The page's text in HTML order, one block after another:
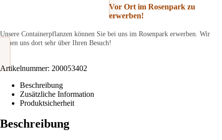
Vor Ort im Rosenpark zu
erwerben!
Unsere Containerpflanzen können Sie bei uns im Rosenpark erwerben. Wir
freuen uns dort sehr über Ihren Besuch!
Artikelnummer: 200053402
Beschreibung
Zusätzliche Information
Produktsicherheit
Beschreibung